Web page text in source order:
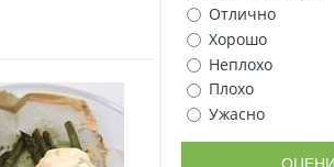
Отлично
Хорошо
Неплохо
Плохо
Ужасно